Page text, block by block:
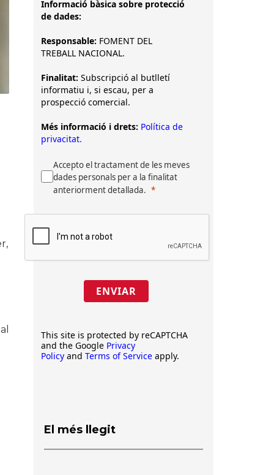
Informació bàsica sobre protecció
de dades:
Responsable: FOMENT DEL
TREBALL NACIONAL.
Finalitat: Subscripció al butlletí
informatiu i, si escau, per a
prospecció comercial.
Més informació i drets: Política de
privacitat.
Accepto el tractament de les meves
dades personals per a la finalitat
anteriorment detallada.
ENVIAR
This site is protected by reCAPTCHA
and the Google Privacy
Policy and Terms of Service apply.
El més llegit